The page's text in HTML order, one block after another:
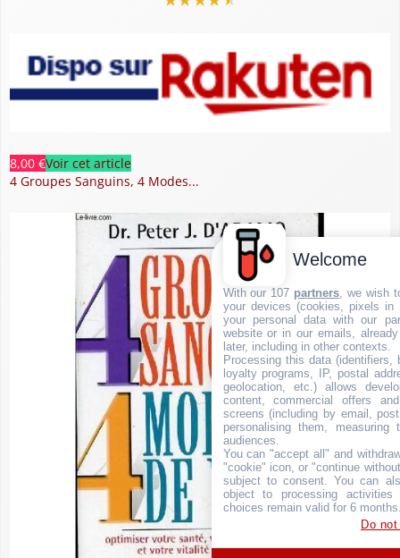
8,00 €Voir cet article
4 Groupes Sanguins, 4 Modes...
Welcome
With our 107 partners, we wish
your devices (cookies, pixels
your personal data with our
website or in our emails,
later, including in other contexts.
Processing this data (identifiers,
loyalty programs, IP, postal
geolocation, etc.) allows
content, commercial offers
screens (including by email,
personalising them, measuring
audiences.
You can "accept all" and
"cookie" icon, or "continue
subject to consent. You can
object to processing
choices remain valid for 6
Do